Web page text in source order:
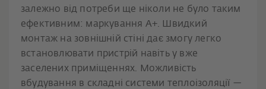
залежно від потреби ще ніколи не було таким
ефективним: маркування A+. Швидкий
монтаж на зовнішній стіні дає змогу легко
встановлювати пристрій навіть у вже
заселених приміщеннях. Можливість
вбудування в складні системи теплоізоляції —